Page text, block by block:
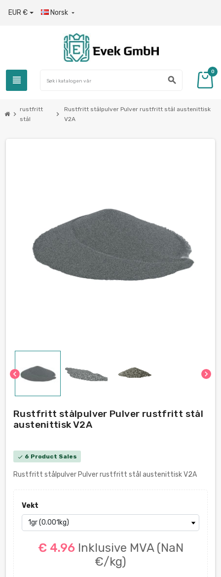
EUR € Norsk 
view_headline search
0
chevron_right
rustfritt
stål
chevron_right
Rustfritt stålpulver Pulver rustfritt stål austenittisk
V2A
chevron_left chevron_right
Rustfritt stålpulver Pulver rustfritt stål
austenittisk V2A
check 6 Product Sales
Rustfritt stålpulver Pulver rustfritt stål austenittisk V2A
Vekt
€ 4.96 Inklusive MVA (NaN
€/kg)